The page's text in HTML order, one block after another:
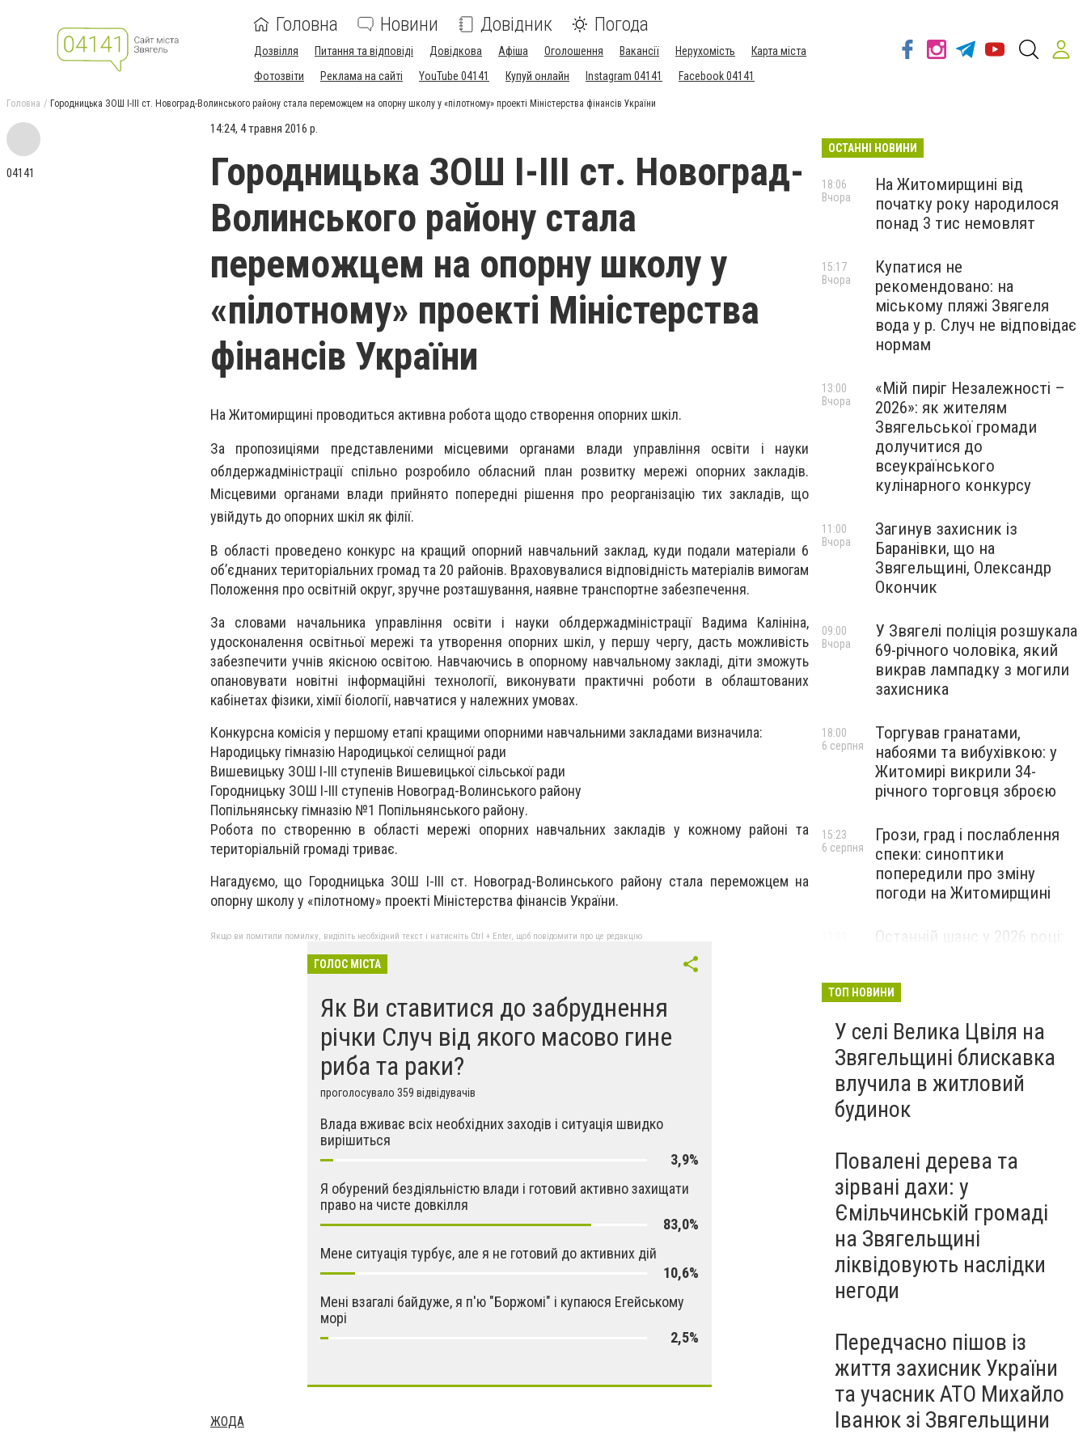
Головна Новини Довідник Погода
Дозвілля Питання та відповіді Довідкова Афіша Оголошення Вакансії Нерухомість
Карта міста
Фотозвіти
Реклама на сайті YouTube 04141 Купуй онлайн Instagram 04141 Facebook 04141
Головна Городницька ЗОШ І-ІІІ ст. Новоград-Волинського району стала переможцем на опорну школу у «пілотному» проекті Міністерства фінансів України
04141
14:24, 4 травня 2016 р.
Городницька ЗОШ І-ІІІ ст. Новоград-
Волинського району стала
переможцем на опорну школу у
«пілотному» проекті Міністерства
фінансів України
На Житомирщині проводиться активна робота щодо створення опорних шкіл.
За пропозиціями представленими місцевими органами влади управління освіти і науки
облдержадміністрації спільно розробило обласний план розвитку мережі опорних закладів.
Місцевими органами влади прийнято попередні рішення про реорганізацію тих закладів, що
увійдуть до опорних шкіл як філії.
В області проведено конкурс на кращий опорний навчальний заклад, куди подали матеріали 6
об’єднаних територіальних громад та 20 районів. Враховувалися відповідність матеріалів вимогам
Положення про освітній округ, зручне розташування, наявне транспортне забезпечення.
За словами начальника управління освіти і науки облдержадміністрації Вадима Калініна,
удосконалення освітньої мережі та утворення опорних шкіл, у першу чергу, дасть можливість
забезпечити учнів якісною освітою. Навчаючись в опорному навчальному закладі, діти зможуть
опановувати новітні інформаційні технології, виконувати практичні роботи в облаштованих
кабінетах фізики, хімії біології, навчатися у належних умовах.
Конкурсна комісія у першому етапі кращими опорними навчальними закладами визначила:
Народицьку гімназію Народицької селищної ради
Вишевицьку ЗОШ І-ІІІ ступенів Вишевицької сільської ради
Городницьку ЗОШ І-ІІІ ступенів Новоград-Волинського району
Попільнянську гімназію №1 Попільнянського району.
Робота по створенню в області мережі опорних навчальних закладів у кожному районі та
територіальній громаді триває.
Нагадуємо, що Городницька ЗОШ І-ІІІ ст. Новоград-Волинського району стала переможцем на
опорну школу у «пілотному» проекті Міністерства фінансів України.
Якщо ви помітили помилку, виділіть необхідний текст і натисніть Ctrl + Enter, щоб повідомити про це редакцію
ГОЛОС МІСТА
Як Ви ставитися до забруднення
річки Случ від якого масово гине
риба та раки?
проголосувало 359 відвідувачів
Влада вживає всіх необхідних заходів і ситуація швидко
вирішиться
3,9%
Я обурений бездіяльністю влади і готовий активно захищати
право на чисте довкілля
83,0%
Мене ситуація турбує, але я не готовий до активних дій
10,6%
Мені взагалі байдуже, я п'ю "Боржомі" і купаюся Егейському
морі
2,5%
ЖОДА
ОСТАННІ НОВИНИ
На Житомирщині від
початку року народилося
понад 3 тис немовлят
18:06
Вчора
Купатися не
рекомендовано: на
міському пляжі Звягеля
вода у р. Случ не відповідає
нормам
15:17
Вчора
«Мій пиріг Незалежності –
2026»: як жителям
Звягельської громади
долучитися до
всеукраїнського
кулінарного конкурсу
13:00
Вчора
Загинув захисник із
Баранівки, що на
Звягельщині, Олександр
Окончик
11:00
Вчора
У Звягелі поліція розшукала
69-річного чоловіка, який
викрав лампадку з могили
захисника
09:00
Вчора
Торгував гранатами,
набоями та вибухівкою: у
Житомирі викрили 34-
річного торговця зброєю
18:00
6 серпня
Грози, град і послаблення
спеки: синоптики
попередили про зміну
погоди на Житомирщині
15:23
6 серпня
Останній шанс у 2026 році:
майбутніх водійок автобусів
ТОП НОВИНИ
У селі Велика Цвіля на
Звягельщині блискавка
влучила в житловий
будинок
Повалені дерева та
зірвані дахи: у
Ємільчинській громаді
на Звягельщині
ліквідовують наслідки
негоди
Передчасно пішов із
життя захисник України
та учасник АТО Михайло
Іванюк зі Звягельщини